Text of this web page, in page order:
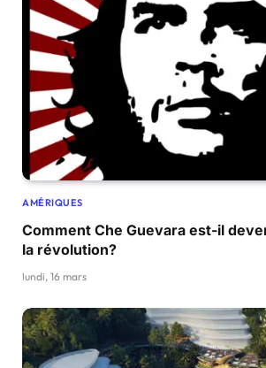
AMÉRIQUES
Comment Che Guevara est-il
la révolution?
lundi, 16 mars